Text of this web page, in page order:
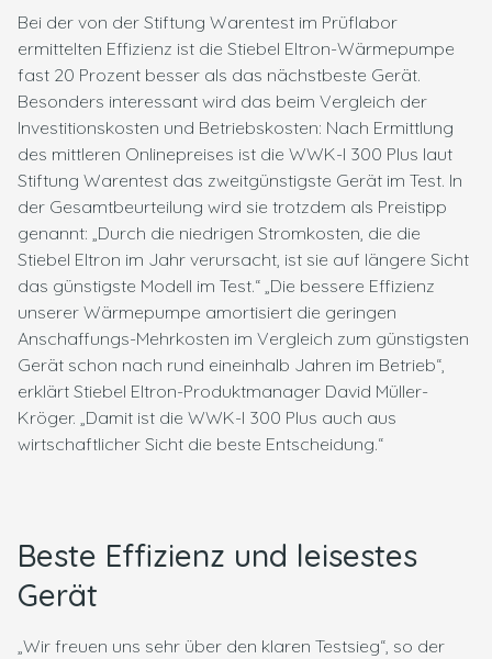
Bei der von der Stiftung Warentest im Prüflabor
ermittelten Effizienz ist die Stiebel Eltron-Wärmepumpe
fast 20 Prozent besser als das nächstbeste Gerät.
Besonders interessant wird das beim Vergleich der
Investitionskosten und Betriebskosten: Nach Ermittlung
des mittleren Onlinepreises ist die WWK-I 300 Plus laut
Stiftung Warentest das zweitgünstigste Gerät im Test. In
der Gesamtbeurteilung wird sie trotzdem als Preistipp
genannt: „Durch die niedrigen Stromkosten, die die
Stiebel Eltron im Jahr verursacht, ist sie auf längere Sicht
das günstigste Modell im Test.“ „Die bessere Effizienz
unserer Wärmepumpe amortisiert die geringen
Anschaffungs-Mehrkosten im Vergleich zum günstigsten
Gerät schon nach rund eineinhalb Jahren im Betrieb“,
erklärt Stiebel Eltron-Produktmanager David Müller-
Kröger. „Damit ist die WWK-I 300 Plus auch aus
wirtschaftlicher Sicht die beste Entscheidung.“
Beste Effizienz und leisestes
Gerät
„Wir freuen uns sehr über den klaren Testsieg“, so der